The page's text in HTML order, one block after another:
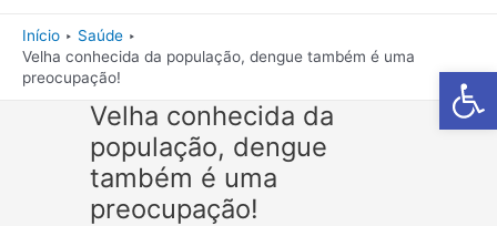
Barra de
Início
Saúde
Velha conhecida da população, dengue também é uma
preocupação!
Velha conhecida da
população, dengue
também é uma
preocupação!